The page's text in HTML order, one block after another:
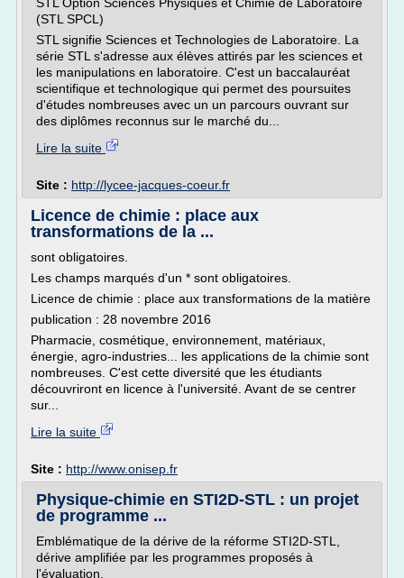
(STL SPCL)
STL signifie Sciences et Technologies de Laboratoire. La
série STL s'adresse aux élèves attirés par les sciences et
les manipulations en laboratoire. C'est un baccalauréat
scientifique et technologique qui permet des poursuites
d'études nombreuses avec un un parcours ouvrant sur
des diplômes reconnus sur le marché du...
Lire la suite
Site : http://lycee-jacques-coeur.fr
Licence de chimie : place aux
transformations de la ...
sont obligatoires.
Les champs marqués d'un * sont obligatoires.
Licence de chimie : place aux transformations de la matière
publication : 28 novembre 2016
Pharmacie, cosmétique, environnement, matériaux,
énergie, agro-industries... les applications de la chimie sont
nombreuses. C'est cette diversité que les étudiants
découvriront en licence à l'université. Avant de se centrer
sur...
Lire la suite
Site : http://www.onisep.fr
Physique-chimie en STI2D-STL : un projet
de programme ...
Emblématique de la dérive de la réforme STI2D-STL,
dérive amplifiée par les programmes proposés à
l'évaluation.